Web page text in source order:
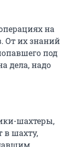
на
От их знаний
под
дела, надо
шахтеры,
в шахту,